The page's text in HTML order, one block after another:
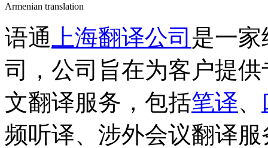
Armenian translation
语通 上海翻译公司 是一
司，公司旨在为客户提
文翻译服务，包括笔译、
频听译、涉外会议翻译